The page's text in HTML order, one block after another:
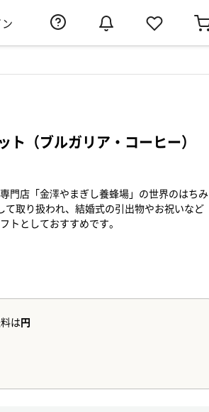
（ブルガリア・コーヒー）
門店「金澤やまぎし養蜂場」の世界のはちみ
て取り扱われ、結婚式の引出物やお祝いなど
トとしておすすめです。